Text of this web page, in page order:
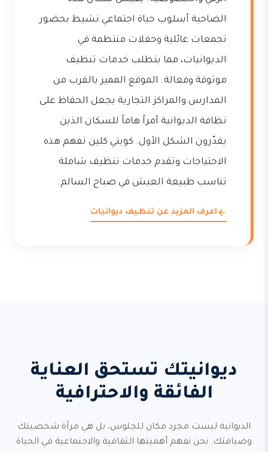
الضاحية أسلوب حياة اجتماعي نشيط بحضور
تجمعات عائلية وحفلات منتظمة في
الديوانيات، مما يتطلب خدمات تنظيف
موثوقة وفعالة. الموقع المميز بالقرب من
المدارس والمراكز التجارية يجعل الحفاظ على
نظافة الديوانية أمراً هاماً للسكان الذين
يقدّرون الشكل الأول. كويتي كلين تفهم هذه
الاحتياجات وتقدم خدمات تنظيف شاملة
تناسب طبيعة العيش في صباح السالم.
اعرف المزيد عن تنظيف ديوانيات
ديوانيتك تستحق العناية
الفائقة والاحترافية
الديوانية ليست مجرد مكان للجلوس، بل هي مرآة شخصيتك
وضيافتك. نحن نفهم أهميتها الثقافية والاجتماعية في الحياة